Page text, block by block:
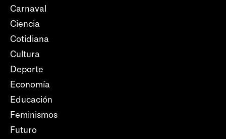
Carnaval
Ciencia
Cotidiana
Cultura
Deporte
Economía
Educación
Feminismos
Futuro